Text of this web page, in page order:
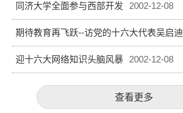
同济大学全面参与西部开发 2002-12-08
期待教育再飞跃--访党的十六大代表吴启迪
迎十六大网络知识头脑风暴 2002-12-08
查看更多